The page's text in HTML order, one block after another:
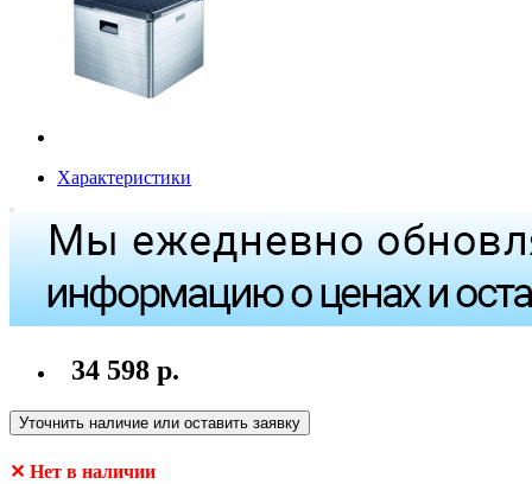
Характеристики
34 598 р.
Уточнить наличие или оставить заявку
✕ Нет в наличии